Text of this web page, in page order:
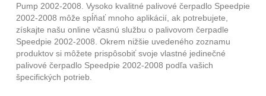
Pump 2002-2008. Vysoko kvalitné palivové čerpadlo Speedpie
2002-2008 môže spĺňať mnoho aplikácií, ak potrebujete,
získajte našu online včasnú službu o palivovom čerpadle
Speedpie 2002-2008. Okrem nižšie uvedeného zoznamu
produktov si môžete prispôsobiť svoje vlastné jedinečné
palivové čerpadlo Speedpie 2002-2008 podľa vašich
špecifických potrieb.